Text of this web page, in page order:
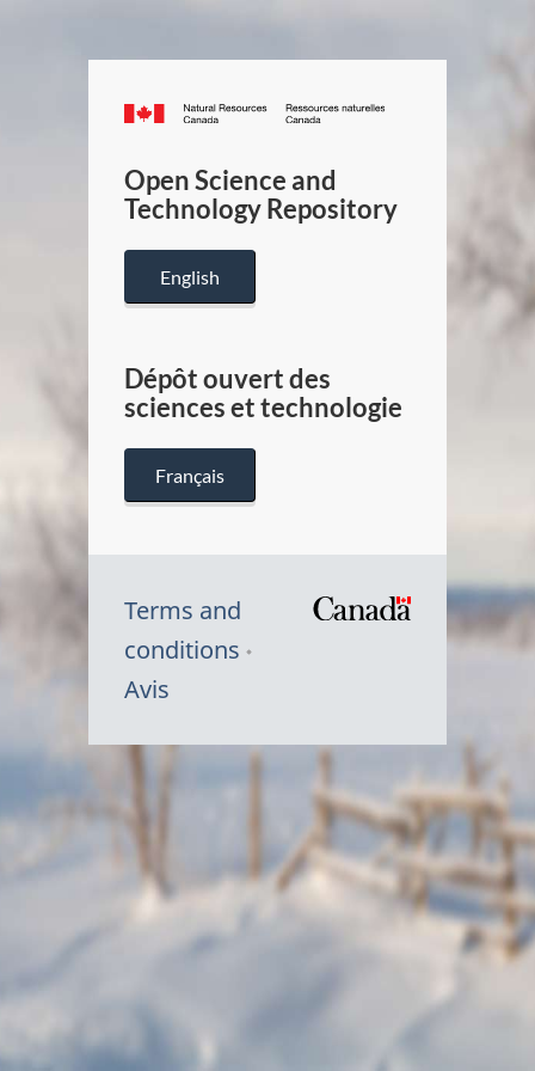
Canada.ca
/
Canada
Open Science and
Technology Repository
English
Dépôt ouvert des
sciences et technologie
Français
Terms and
conditions
Avis
Symbole
Canada